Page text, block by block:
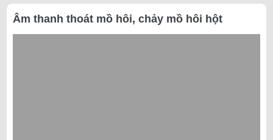
Âm thanh thoát mồ hôi, chảy mồ hôi hột